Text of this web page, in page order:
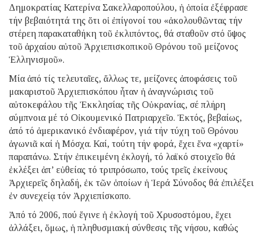
Δημοκρατίας Κατερίνα Σακελλαροπούλου, ἡ ὁποία ἐξέφρασε
τήν βεβαιότητά της ὅτι οἱ ἐπίγονοί του «ἀκολουθῶντας τήν
στέρεη παρακαταθήκη τοῦ ἐκλιπόντος, θά σταθοῦν στό ὕψος
τοῦ ἀρχαίου αὐτοῦ Ἀρχιεπισκοπικοῦ Θρόνου τοῦ μείζονος
Ἑλληνισμοῦ».
Μία ἀπό τίς τελευταῖες, ἄλλως τε, μείζονες ἀποφάσεις τοῦ
μακαριστοῦ Ἀρχιεπισκόπου ἦταν ἡ ἀναγνώρισις τοῦ
αὐτοκεφάλου τῆς Ἐκκλησίας τῆς Οὐκρανίας, σέ πλήρη
σύμπνοια μέ τό Οἰκουμενικό Πατριαρχεῖο. Ἐκτός, βεβαίως,
ἀπό τό ἀμερικανικό ἐνδιαφέρον, γιά τήν τύχη τοῦ Θρόνου
ἀγωνιᾶ καί ἡ Μόσχα. Καί, τούτη τήν φορά, ἔχει ἕνα «χαρτί»
παραπάνω. Στήν ἐπικειμένη ἐκλογή, τό λαϊκό στοιχεῖο θά
ἐκλέξει ἀπ’ εὐθείας τό τριπρόσωπο, τούς τρεῖς ἐκείνους
Ἀρχιερεῖς δηλαδή, ἐκ τῶν ὁποίων ἡ Ἱερά Σύνοδος θά ἐπιλέξει
ἐν συνεχείᾳ τόν Ἀρχιεπίσκοπο.
Ἀπό τό 2006, πού ἔγινε ἡ ἐκλογή τοῦ Χρυσοστόμου, ἔχει
ἀλλάξει, ὅμως, ἡ πληθυσμιακή σύνθεσις τῆς νήσου, καθώς